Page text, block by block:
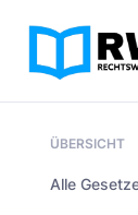
ÜBERSICHT
Alle